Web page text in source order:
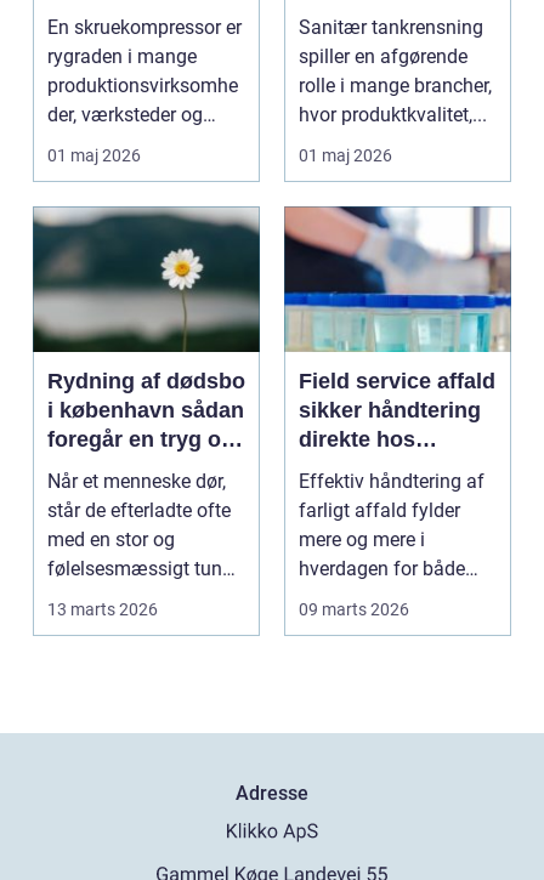
værksted
En skruekompressor er
rygraden i mange
produktionsvirksomhe
der, værksteder og
autohuse. Den leverer
01 maj 2026
krævende
industrier
Sanitær tankrensning
spiller en afgørende
rolle i mange brancher,
hvor produktkvalitet,...
01 maj 2026
Rydning af dødsbo
i københavn sådan
foregår en tryg og
effektiv proces
Når et menneske dør,
står de efterladte ofte
med en stor og
følelsesmæssigt tung
opgave: at få rydde...
13 marts 2026
Field service affald
sikker håndtering
direkte hos
virksomheden
Effektiv håndtering af
farligt affald fylder
mere og mere i
hverdagen for både
produktionsvirksomhe
09 marts 2026
Adresse